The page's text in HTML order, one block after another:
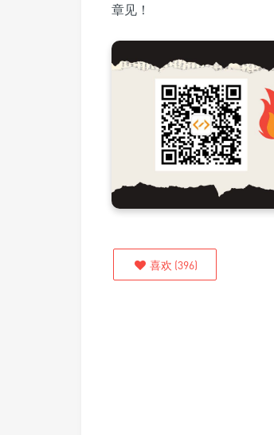
章见！
喜欢 (396)